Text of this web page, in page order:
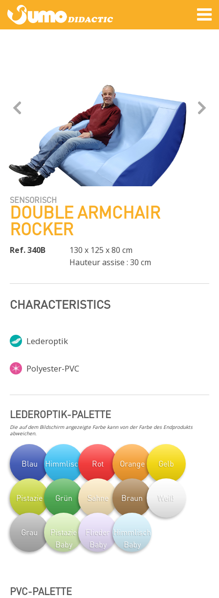
SENSORISCH
DOUBLE ARMCHAIR
ROCKER
Ref. 340B
130 x 125 x 80 cm
Hauteur assise : 30 cm
CHARACTERISTICS
Lederoptik
Polyester-PVC
LEDEROPTIK-PALETTE
Die auf dem Bildschirm angezeigte Farbe kann von der Farbe des Endprodukts
abweichen.
Blau Himmlisch Rot Orange Gelb
Pistazie Grün Sahne Braun Weiß
Grau
Pistazie
Baby
Flieder
Baby
Himmlisch
Baby
PVC-PALETTE